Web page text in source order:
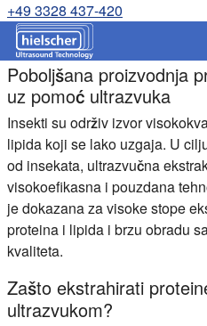
+49 3328 437-420
Poboljšana proizvodnja
uz pomoć ultrazvuka
Insekti su održiv izvor
lipida koji se lako uzgaja. U
od insekata, ultrazvučna
visokoefikasna i pouzdana
je dokazana za visoke stope
proteina i lipida i brzu obradu
kvaliteta.
Zašto ekstrahirati
ultrazvukom?